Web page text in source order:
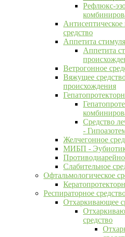
Рефлюкс-
средство
Аппетита
Аппетита
Ветрогонное
Вяжущее
происхождения
Средство
-
Желчегонное
МИБП -
Слабительное
Офтальмологическое
Респираторное
Отхаркивающее
средство